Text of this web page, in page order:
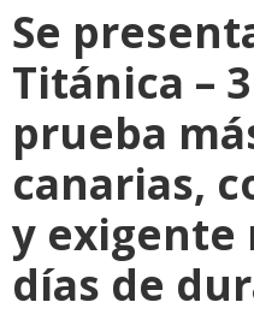
Se
Titánica –
prueba
canarias,
y exigente
días de